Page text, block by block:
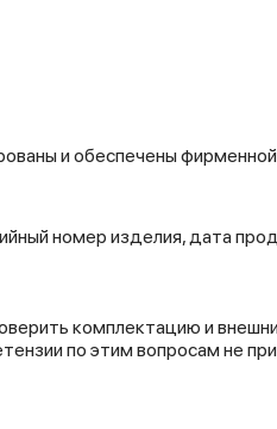
и обеспечены
номер изделия, дата
комплектацию и
по этим вопросам не